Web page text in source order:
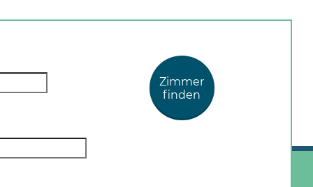
Zimmer
finden